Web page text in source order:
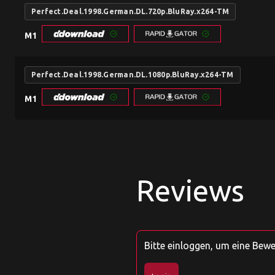
Perfect.Deal.1998.German.DL.720p.BluRay.x264-TM
M1
Perfect.Deal.1998.German.DL.1080p.BluRay.x264-TM
M1
Reviews
Bitte einloggen, um eine